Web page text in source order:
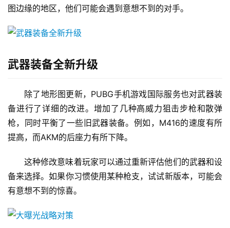
图边缘的地区，他们可能会遇到意想不到的对手。
武器装备全新升级
除了地形图更新，PUBG手机游戏国际服务也对武器装
备进行了详细的改进。增加了几种高威力狙击步枪和散弹
枪，同时平衡了一些旧武器装备。例如，M416的速度有所
提高，而AKM的后座力有所下降。
这种修改意味着玩家可以通过重新评估他们的武器和设
备来选择。如果你习惯使用某种枪支，试试新版本，可能会
有意想不到的惊喜。